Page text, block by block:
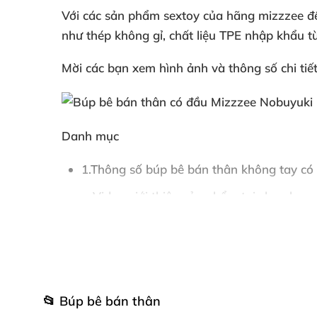
Với các sản phẩm sextoy của hãng mizzzee
như thép không gỉ, chất liệu TPE nhập khẩu
Mời các bạn xem hình ảnh và thông số chi
Danh mục
1.Thông số búp bê bán thân không tay
—Video giới thiệu sản phẩm tại shop
4.Ảnh chụp sản phẩm búp bê bán thân
📂 Búp bê bán thân